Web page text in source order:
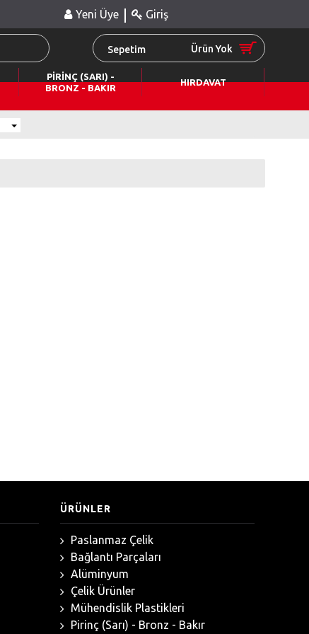
Yeni Üye | Giriş
Sepetim Ürün Yok
PİRİNÇ (SARI) -
BRONZ - BAKIR
HIRDAVAT
ÜRÜNLER
Paslanmaz Çelik
Bağlantı Parçaları
Alüminyum
Çelik Ürünler
Mühendislik Plastikleri
Pirinç (Sarı) - Bronz - Bakır